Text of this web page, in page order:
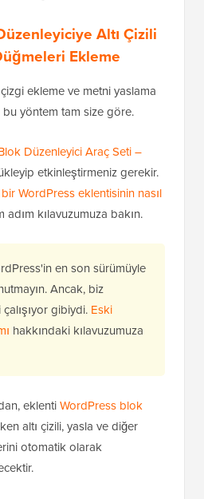
Altı Çizili
Ekleme
ekleme ve metni yaslama
bu yöntem tam size göre.
Düzenleyici Araç Seti –
etkinleştirmeniz gerekir.
bir WordPress eklentisinin nasıl
adım kılavuzumuza bakın.
en son sürümüyle
Ancak, biz
çalışıyor gibiydi. Eski
hakkındaki kılavuzumuza
eklentiWordPress blok
altı çizili, yasla ve diğer
otomatik olarak